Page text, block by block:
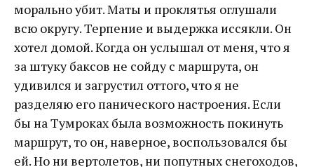
морально убит. Маты и проклятья оглушали
всю округу. Терпение и выдержка иссякли. Он
хотел домой. Когда он услышал от меня, что я
за штуку баксов не сойду с маршрута, он
удивился и загрустил оттого, что я не
разделяю его панического настроения. Если
бы на Тумроках была возможность покинуть
маршрут, то он, наверное, воспользовался бы
ей. Но ни вертолетов, ни попутных снегоходов,